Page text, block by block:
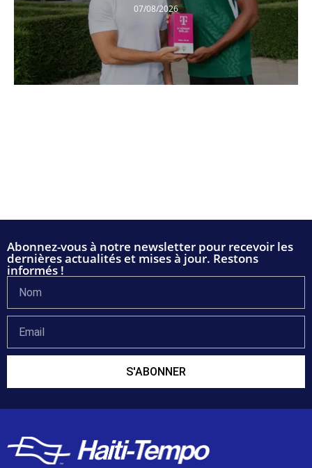
07/08/2026
Abonnez-vous à notre newsletter pour recevoir les
dernières actualités et mises à jour. Restons
informés !
S'ABONNER